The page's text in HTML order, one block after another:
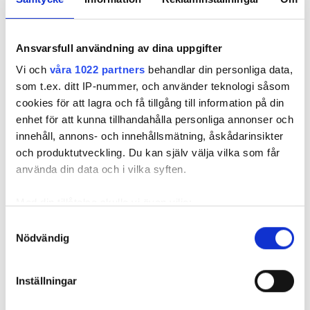
Ansvarsfull användning av dina uppgifter
Vi och våra 1022 partners behandlar din personliga data,
som t.ex. ditt IP-nummer, och använder teknologi såsom
cookies för att lagra och få tillgång till information på din
enhet för att kunna tillhandahålla personliga annonser och
innehåll, annons- och innehållsmätning, åskådarinsikter
och produktutveckling. Du kan själv välja vilka som får
använda din data och i vilka syften.
som kan ha en noggrannhet på upp till flera meter
Ta reda på mer om hur dina personliga uppgifter
Nödvändig
Inställningar
8
Bra
7 Granska
Vänlighet
Renlighet
Lokaler 7,9
Övergripande erfarenhet 7,9